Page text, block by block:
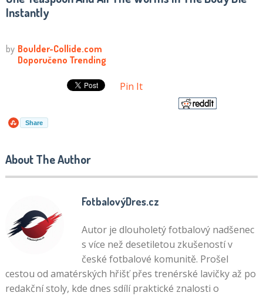
Instantly
Pin It
Share
About The Author
FotbalovýDres.cz
Autor je dlouholetý fotbalový nadšenec
s více než desetiletou zkušeností v
české fotbalové komunitě. Prošel
cestou od amatérských hřišť přes trenérské lavičky až po
redakční stoly, kde dnes sdílí praktické znalosti o